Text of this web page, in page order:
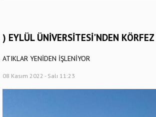
) EYLÜL ÜNİVERSİTESİ'NDEN
ATIKLAR YENİDEN İŞLENİYOR
08 Kasım 2022 - Salı 11:23